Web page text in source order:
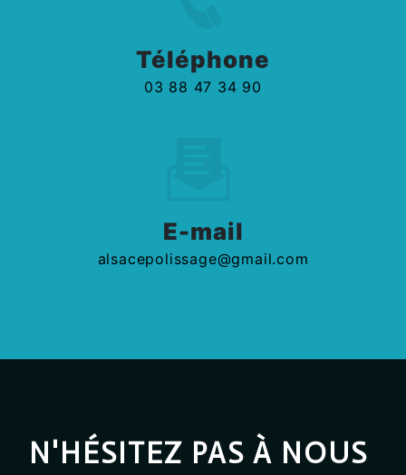
Téléphone
03 88 47 34 90
E-mail
alsacepolissage@gmail.com
N'HÉSITEZ PAS À NOUS